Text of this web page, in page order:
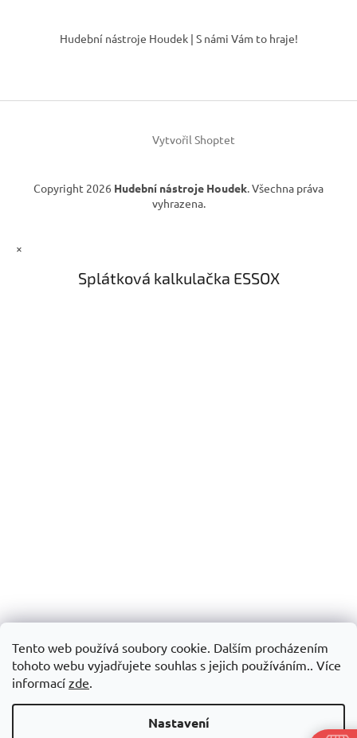
Tento web používá soubory cookie. Dalším procházením
tohoto webu vyjadřujete souhlas s jejich používáním.. Více
informací zde.
Nastavení
í
Hudební nástroje Houdek | S námi Vám to hraje!
Vytvořil Shoptet
Copyright 2026 Hudební nástroje Houdek. Všechna práva
vyhrazena.
×
Splátková kalkulačka ESSOX